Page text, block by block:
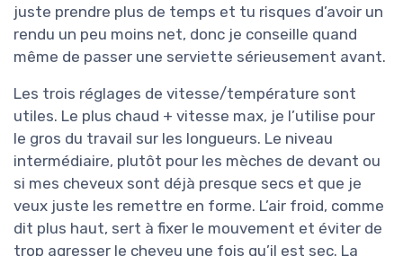
juste prendre plus de temps et tu risques d’avoir un
rendu un peu moins net, donc je conseille quand
même de passer une serviette sérieusement avant.
Les trois réglages de vitesse/température sont
utiles. Le plus chaud + vitesse max, je l’utilise pour
le gros du travail sur les longueurs. Le niveau
intermédiaire, plutôt pour les mèches de devant ou
si mes cheveux sont déjà presque secs et que je
veux juste les remettre en forme. L’air froid, comme
dit plus haut, sert à fixer le mouvement et éviter de
trop agresser le cheveu une fois qu’il est sec. La